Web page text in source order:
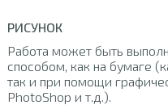
РИСУНОК
Работа может быть
способом, как на бумаге
так и при помощи
PhotoShop и т.д.).